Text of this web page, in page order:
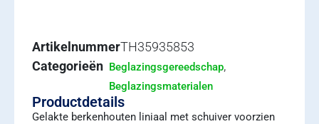
ArtikelnummerTH35935853
Categorieën Beglazingsgereedschap,
Beglazingsmaterialen
Productdetails
Gelakte berkenhouten liniaal met schuiver voorzien